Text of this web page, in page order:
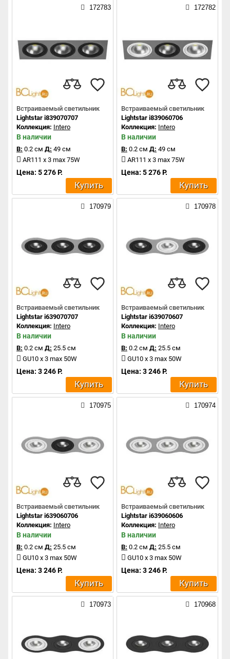
172783
Встраиваемый светильник
Lightstar i839070707
Коллекция: Intero
В наличии
В: 0.2 см Д: 49 см
AR111 x 3 max 75W
Цена: 5 276 Р.
Купить
172782
Встраиваемый светильник
Lightstar i839060706
Коллекция: Intero
В наличии
В: 0.2 см Д: 49 см
AR111 x 3 max 75W
Цена: 5 276 Р.
Купить
170979
Встраиваемый светильник
Lightstar i639070707
Коллекция: Intero
В наличии
В: 0.2 см Д: 25.5 см
GU10 x 3 max 50W
Цена: 3 246 Р.
Купить
170978
Встраиваемый светильник
Lightstar i639070607
Коллекция: Intero
В наличии
В: 0.2 см Д: 25.5 см
GU10 x 3 max 50W
Цена: 3 246 Р.
Купить
170975
Встраиваемый светильник
Lightstar i639060706
Коллекция: Intero
В наличии
В: 0.2 см Д: 25.5 см
GU10 x 3 max 50W
Цена: 3 246 Р.
Купить
170974
Встраиваемый светильник
Lightstar i639060606
Коллекция: Intero
В наличии
В: 0.2 см Д: 25.5 см
GU10 x 3 max 50W
Цена: 3 246 Р.
Купить
170973 170968